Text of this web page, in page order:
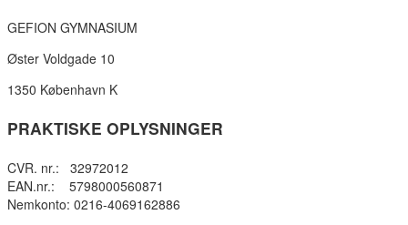
GEFION GYMNASIUM
Øster Voldgade 10
1350 København K
PRAKTISKE OPLYSNINGER
CVR. nr.: 32972012
EAN.nr.: 5798000560871
Nemkonto: 0216-4069162886